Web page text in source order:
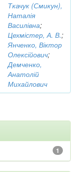
Ткачук (Смикун),
Наталія
Василівна;
Цехмістер, А. В.;
Янченко, Віктор
Олексійович;
Демченко,
Анатолій
Михайлович
1